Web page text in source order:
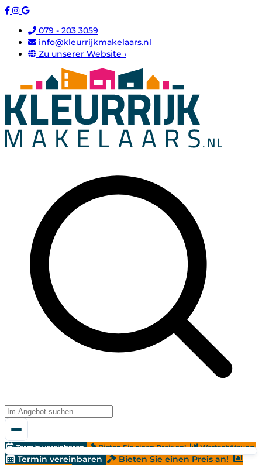
079 - 203 3059
info@kleurrijkmakelaars.nl
Zu unserer Website ›
Termin vereinbaren Bieten Sie einen Preis an! Wertschätzung
Termin vereinbaren
Bieten Sie einen Preis an!